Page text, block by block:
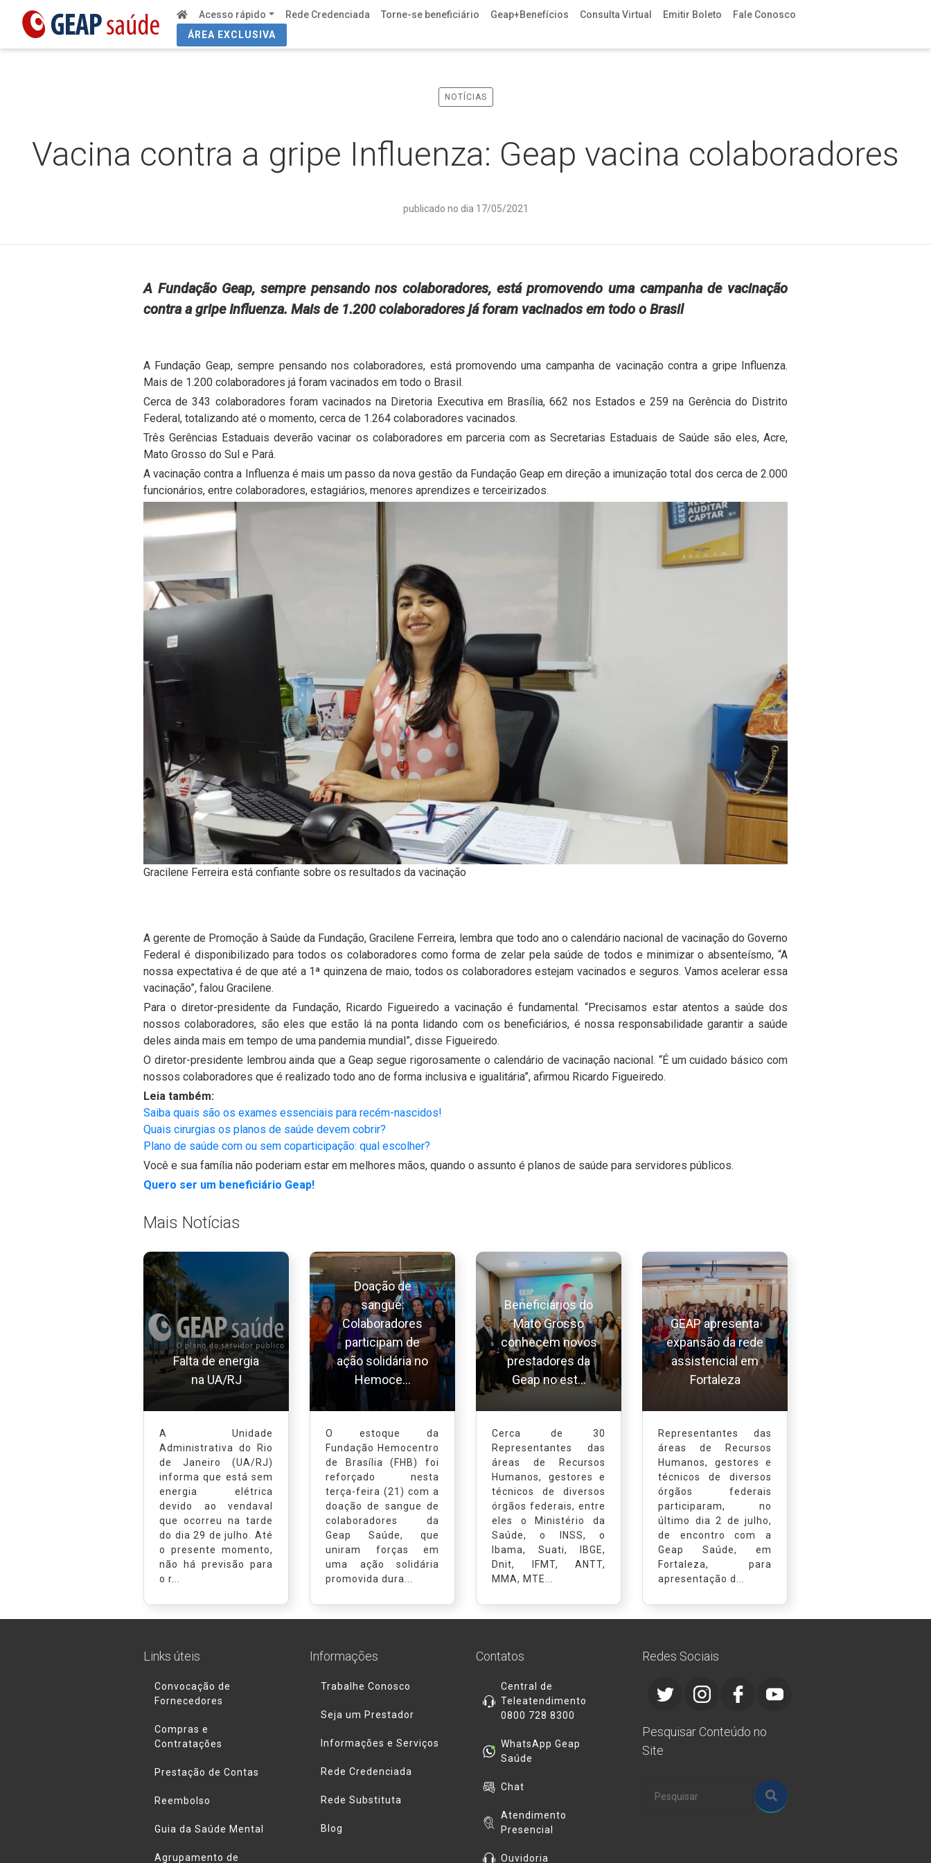
Acesso rápido Rede Credenciada Torne-se beneficiário Geap+Benefícios Consulta Virtual Emitir Boleto
Fale Conosco
ÁREA EXCLUSIVA
NOTÍCIAS
Vacina contra a gripe Influenza: Geap vacina colaboradores
publicado no dia 17/05/2021
A Fundação Geap, sempre pensando nos colaboradores, está promovendo uma campanha de vacinação
contra a gripe Influenza. Mais de 1.200 colaboradores já foram vacinados em todo o Brasil
A Fundação Geap, sempre pensando nos colaboradores, está promovendo uma campanha de vacinação contra a gripe Influenza.
Mais de 1.200 colaboradores já foram vacinados em todo o Brasil.
Cerca de 343 colaboradores foram vacinados na Diretoria Executiva em Brasília, 662 nos Estados e 259 na Gerência do Distrito
Federal, totalizando até o momento, cerca de 1.264 colaboradores vacinados.
Três Gerências Estaduais deverão vacinar os colaboradores em parceria com as Secretarias Estaduais de Saúde são eles, Acre,
Mato Grosso do Sul e Pará.
A vacinação contra a Influenza é mais um passo da nova gestão da Fundação Geap em direção a imunização total dos cerca de 2.000
funcionários, entre colaboradores, estagiários, menores aprendizes e terceirizados.
Gracilene Ferreira está confiante sobre os resultados da vacinação
A gerente de Promoção à Saúde da Fundação, Gracilene Ferreira, lembra que todo ano o calendário nacional de vacinação do Governo
Federal é disponibilizado para todos os colaboradores como forma de zelar pela saúde de todos e minimizar o absenteísmo, “A
nossa expectativa é de que até a 1ª quinzena de maio, todos os colaboradores estejam vacinados e seguros. Vamos acelerar essa
vacinação”, falou Gracilene.
Para o diretor-presidente da Fundação, Ricardo Figueiredo a vacinação é fundamental. “Precisamos estar atentos a saúde dos
nossos colaboradores, são eles que estão lá na ponta lidando com os beneficiários, é nossa responsabilidade garantir a saúde
deles ainda mais em tempo de uma pandemia mundial”, disse Figueiredo.
O diretor-presidente lembrou ainda que a Geap segue rigorosamente o calendário de vacinação nacional. “É um cuidado básico com
nossos colaboradores que é realizado todo ano de forma inclusiva e igualitária”, afirmou Ricardo Figueiredo.
Leia também:
Saiba quais são os exames essenciais para recém-nascidos!
Quais cirurgias os planos de saúde devem cobrir?
Plano de saúde com ou sem coparticipação: qual escolher?
Você e sua família não poderiam estar em melhores mãos, quando o assunto é planos de saúde para servidores públicos.
Quero ser um beneficiário Geap!
Mais Notícias
Falta de energia
na UA/RJ
A Unidade
Administrativa do Rio
de Janeiro (UA/RJ)
informa que está sem
energia elétrica
devido ao vendaval
que ocorreu na tarde
do dia 29 de julho. Até
o presente momento,
não há previsão para
o r...
Doação de
sangue:
Colaboradores
participam de
ação solidária no
Hemoce...
O estoque da
Fundação Hemocentro
de Brasília (FHB) foi
reforçado nesta
terça-feira (21) com a
doação de sangue de
colaboradores da
Geap Saúde, que
uniram forças em
uma ação solidária
promovida dura...
Beneficiários do
Mato Grosso
conhecem novos
prestadores da
Geap no est...
Cerca de 30
Representantes das
áreas de Recursos
Humanos, gestores e
técnicos de diversos
órgãos federais, entre
eles o Ministério da
Saúde, o INSS, o
Ibama, Suati, IBGE,
Dnit, IFMT, ANTT,
MMA, MTE...
GEAP apresenta
expansão da rede
assistencial em
Fortaleza
Representantes das
áreas de Recursos
Humanos, gestores e
técnicos de diversos
órgãos federais
participaram, no
último dia 2 de julho,
de encontro com a
Geap Saúde, em
Fortaleza, para
apresentação d...
Links úteis
Convocação de
Fornecedores
Compras e
Contratações
Prestação de Contas
Reembolso
Guia da Saúde Mental
Agrupamento de
Informações
Trabalhe Conosco
Seja um Prestador
Informações e Serviços
Rede Credenciada
Rede Substituta
Blog
Contatos
Central de
Teleatendimento
0800 728 8300
WhatsApp Geap
Saúde
Chat
Atendimento
Presencial
Ouvidoria
Redes Sociais
Pesquisar Conteúdo no
Site